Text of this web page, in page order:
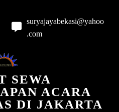
suryajayabekasi@yahoo
.com
SEWA
ACARA
DI JAKARTA